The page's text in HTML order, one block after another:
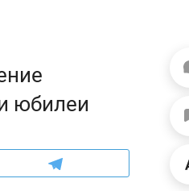
юбилеи